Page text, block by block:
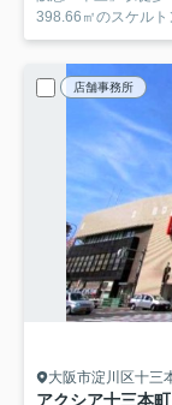
398.66㎡のスケルト
店舗事務所
大阪市淀川区十三
アクシア十三本町